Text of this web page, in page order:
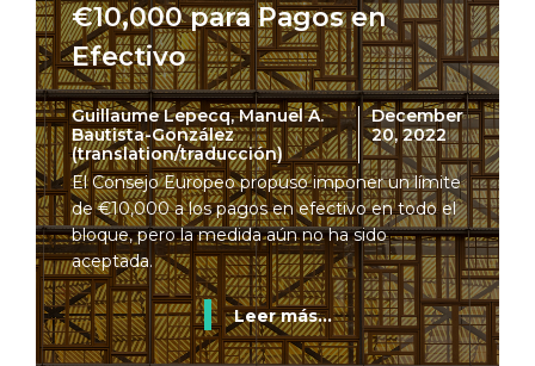
€10,000 para Pagos en
Efectivo
Guillaume Lepecq, Manuel A.
Bautista-González
(translation/traducción)
December
20, 2022
El Consejo Europeo propuso imponer un límite
de €10,000 a los pagos en efectivo en todo el
bloque, pero la medida aún no ha sido
aceptada.
Leer más...